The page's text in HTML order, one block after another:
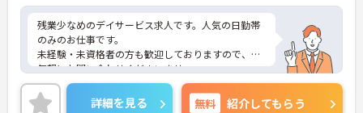
残業少なめのデイサービス求人です。人気の日勤帯
のみのお仕事です。
未経験・未資格者の方も歓迎しておりますので、お
気軽にお問い合わせくださいませ。
詳細を見る 無料 紹介してもらう